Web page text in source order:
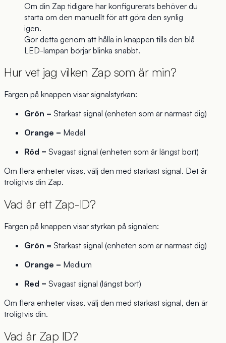
Om din Zap tidigare har konfigurerats behöver du
starta om den manuellt för att göra den synlig
igen.
Gör detta genom att hålla in knappen tills den blå
LED-lampan börjar blinka snabbt.
Hur vet jag vilken Zap som är min?
Färgen på knappen visar signalstyrkan:
Grön = Starkast signal (enheten som är närmast dig)
Orange = Medel
Röd = Svagast signal (enheten som är längst bort)
Om flera enheter visas, välj den med starkast signal. Det är
troligtvis din Zap.
Vad är ett Zap-ID?
Färgen på knappen visar styrkan på signalen:
Grön = Starkast signal (enheten som är närmast dig)
Orange = Medium
Red = Svagast signal (längst bort)
Om flera enheter visas, välj den med starkast signal, den är
troligtvis din.
Vad är Zap ID?